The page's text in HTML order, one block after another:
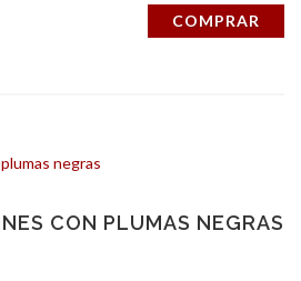
COMPRAR
CON PLUMAS NEGRAS